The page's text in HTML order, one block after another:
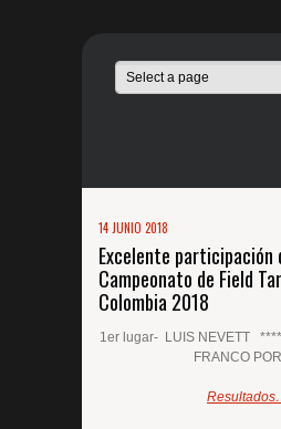
14 JUNIO 2018
Excelente participación
Campeonato de Field
Colombia 2018
1er lugar- LUIS
FRANCO